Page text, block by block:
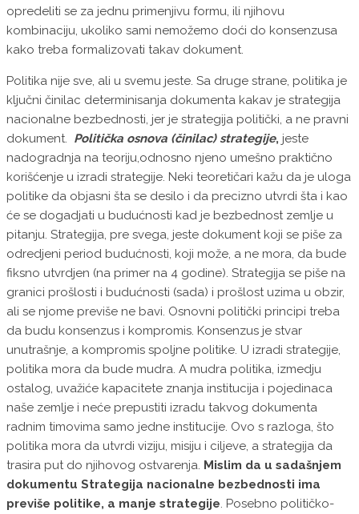
opredeliti se za jednu primenjivu formu, ili njihovu
kombinaciju, ukoliko sami nemožemo doći do konsenzusa
kako treba formalizovati takav dokument.
Politika nije sve, ali u svemu jeste. Sa druge strane, politika je
ključni činilac determinisanja dokumenta kakav je strategija
nacionalne bezbednosti, jer je strategija politički, a ne pravni
dokument. Politička osnova (činilac) strategije, jeste
nadogradnja na teoriju,odnosno njeno umešno praktično
korišćenje u izradi strategije. Neki teoretičari kažu da je uloga
politike da objasni šta se desilo i da precizno utvrdi šta i kao
će se dogadjati u budućnosti kad je bezbednost zemlje u
pitanju. Strategija, pre svega, jeste dokument koji se piše za
odredjeni period budućnosti, koji može, a ne mora, da bude
fiksno utvrdjen (na primer na 4 godine). Strategija se piše na
granici prošlosti i budućnosti (sada) i prošlost uzima u obzir,
ali se njome previše ne bavi. Osnovni pоlitički principi treba
da budu konsenzus i kompromis. Konsenzus je stvar
unutrašnje, a kompromis spoljne politike. U izradi strategije,
politika mora da bude mudra. A mudra politika, izmedju
ostalog, uvažiće kapacitete znanja institucija i pojedinaca
naše zemlje i neće prepustiti izradu takvog dokumenta
radnim timovima samo jedne institucije. Ovo s razloga, što
politika mora da utvrdi viziju, misiju i ciljeve, a strategija da
trasira put do njihovog ostvarenja. Mislim da u sadašnjem
dokumentu Strategija nacionalne bezbednosti ima
previše politike, a manje strategije . Posebno političko-